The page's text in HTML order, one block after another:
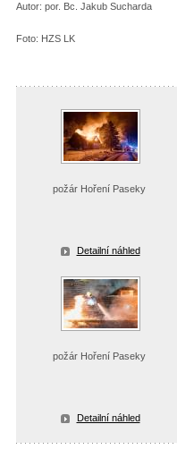
Autor: por. Bc. Jakub Sucharda
Foto: HZS LK
požár Hoření Paseky
Detailní náhled
požár Hoření Paseky
Detailní náhled